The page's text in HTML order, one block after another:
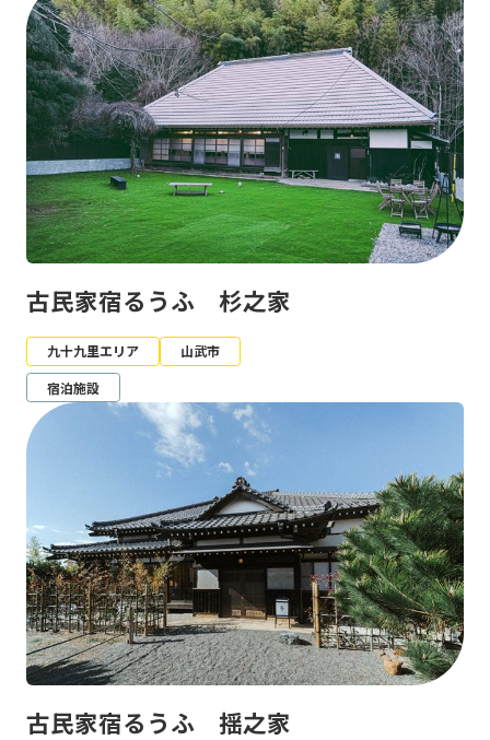
古民家宿るうふ 杉之家
九十九里エリア
山武市
宿泊施設
古民家宿るうふ 揺之家